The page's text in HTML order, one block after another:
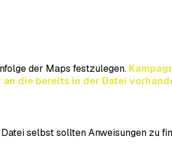
der Maps festzulegen.
die bereits in der Datei
selbst sollten Anweisungen zu